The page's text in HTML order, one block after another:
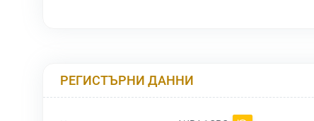
РЕГИСТЪРНИ ДАННИ